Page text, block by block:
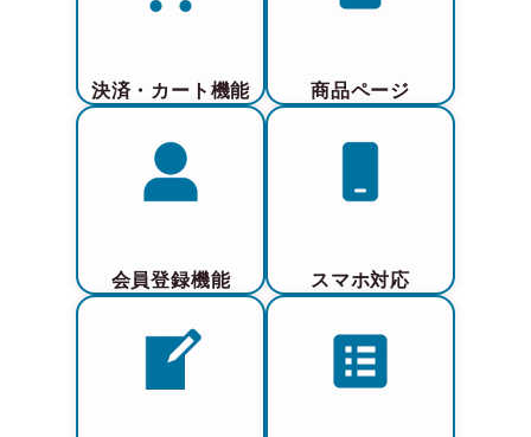
決済・カート機能 商品ページ
会員登録機能 スマホ対応